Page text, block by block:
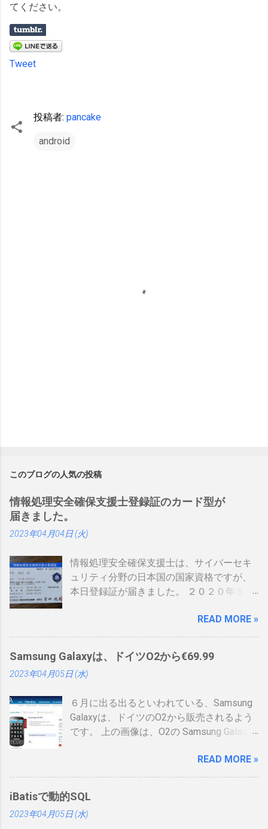
てください。
Tweet
投稿者: pancake
android
このブログの人気の投稿
情報処理安全確保支援士登録証のカード型が
届きました。
2023年04月04日 (火)
情報処理安全確保支援士は、サイバーセキ
ュリティ分野の日本国の国家資格ですが、
本日登録証が届きました。 ２０２０年５月
登場しました。 制度見直しについて：
https://www.ipa.go.jp/siensi/kaisei.html 情報
トに上がっていないので、情報共有です。
表 パット見て車の免許証みたい。いや保険
ールドと色が変わるらしい。（ゴールドと
か運転免許みたい）、でもこれって、せっ
かく作ったのに、今のデジタル庁云々の話
てしまい短い命なのではないかなと思った
りします。 カードの色について：
https://www.ipa.go.jp/siensi/toberiss/index.
※登録番号は、公開番号なので大丈夫で
READ MORE »
Samsung Galaxyは、ドイツO2から€69.99
2023年04月05日 (水)
６月に出る出るといわれている、Samsung
Galaxyは、ドイツのO2から販売されるよう
です。 上の画像は、O2の Samsung Galaxy
すが、何が書いてあるのかわかりません。
ためしにカートに入れる動作をしてみまし
せんでした。 現状では、Android端末はHTC
からしか発売出ていません。従ってサムソ
READ MORE »
iBatisで動的SQL
2023年04月05日 (水)